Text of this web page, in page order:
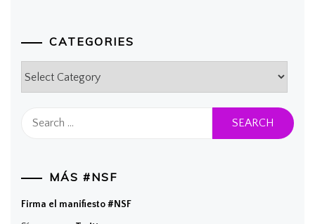
CATEGORIES
for:
MÁS #NSF
Firma el manifiesto #NSF